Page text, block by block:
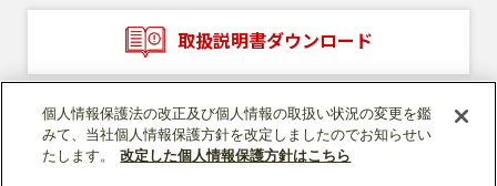
取扱説明書ダウンロード
個人情報保護法の改正及び個人情報の取扱い状況の変更を鑑
みて、当社個人情報保護方針を改定しましたのでお知らせい
たします。
改定した個人情報保護方針はこちら